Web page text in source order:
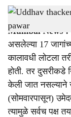
h
a
r
e
Uddhav thackeray,
Mumbai News :
असलेल्या 17
कालावधी लोटला
होती. तर दुसरीकडे
केली जात नसल्याने
(सोमवारपासून)
त्यामुळे सर्वच पक्ष